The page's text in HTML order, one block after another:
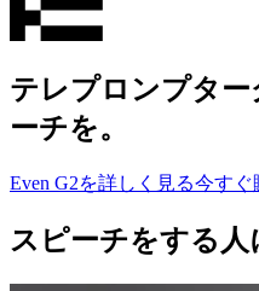
テレプロンプタ
ーチを。
Even G2を詳しく見る今すぐ
スピーチをする人